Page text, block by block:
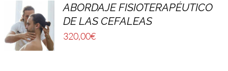
ABORDAJE FISIOTERAPÉUTICO
DE LAS CEFALEAS
320,00€